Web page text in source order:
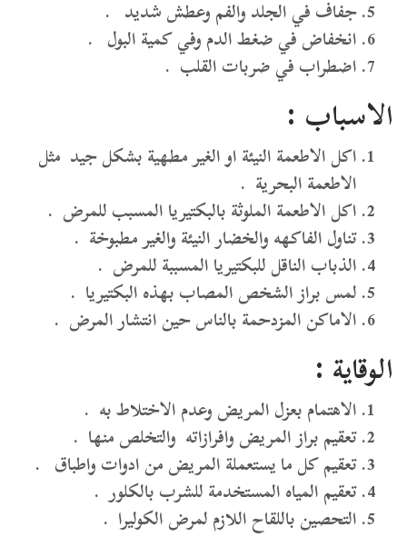
جفاف في الجلد والفم وعطش شديد .
انخفاض في ضغط الدم وفي كمية البول .
اضطراب في ضربات القلب .
الاسباب :
اكل الاطعمة النيئة او الغير مطهية بشكل جيد مثل
الاطعمة البحرية .
اكل الاطعمة الملوثة بالبكتيريا المسبب للمرض .
تناول الفاكهه والخضار النيئة والغير مطبوخة .
الذباب الناقل للبكتيريا المسببة للمرض .
لمس براز الشخص المصاب بهذه البكتيريا .
الاماكن المزدحمة بالناس حين انتشار المرض .
الوقاية :
الاهتمام بعزل المريض وعدم الاختلاط به .
تعقيم براز المريض وافرازاته والتخلص منها .
تعقيم كل ما يستعملة المريض من ادوات واطباق .
تعقيم المياه المستخدمة للشرب بالكلور .
التحصين باللقاح اللازم لمرض الكوليرا .